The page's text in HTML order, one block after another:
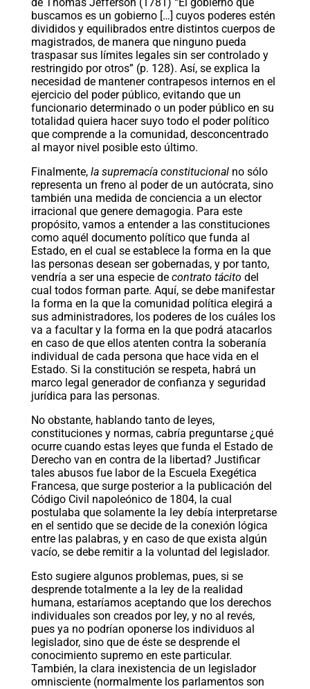
buscamos es un gobierno […] cuyos poderes estén
divididos y equilibrados entre distintos cuerpos de
magistrados, de manera que ninguno pueda
traspasar sus límites legales sin ser controlado y
restringido por otros” (p. 128). Así, se explica la
necesidad de mantener contrapesos internos en el
ejercicio del poder público, evitando que un
funcionario determinado o un poder público en su
totalidad quiera hacer suyo todo el poder político
que comprende a la comunidad, desconcentrado
al mayor nivel posible esto último.
Finalmente, la supremacía constitucionalno sólo
representa un freno al poder de un autócrata, sino
también una medida de conciencia a un elector
irracional que genere demagogia. Para este
propósito, vamos a entender a las constituciones
como aquél documento político que funda al
Estado, en el cual se establece la forma en la que
las personas desean ser gobernadas, y por tanto,
vendría a ser una especie de contrato tácito del
cual todos forman parte. Aquí, se debe manifestar
la forma en la que la comunidad política elegirá a
sus administradores, los poderes de los cuáles los
va a facultar y la forma en la que podrá atacarlos
en caso de que ellos atenten contra la soberanía
individual de cada persona que hace vida en el
Estado. Si la constitución se respeta, habrá un
marco legal generador de confianza y seguridad
jurídica para las personas.
No obstante, hablando tanto de leyes,
constituciones y normas, cabría preguntarse ¿qué
ocurre cuando estas leyes que funda el Estado de
Derecho van en contra de la libertad? Justificar
tales abusos fue labor de la Escuela Exegética
Francesa, que surge posterior a la publicación del
Código Civil napoleónico de 1804, la cual
postulaba que solamente la ley debía interpretarse
en el sentido que se decide de la conexión lógica
entre las palabras, y en caso de que exista algún
vacío, se debe remitir a la voluntad del legislador.
Esto sugiere algunos problemas, pues, si se
desprende totalmente a la ley de la realidad
humana, estaríamos aceptando que los derechos
individuales son creados por ley, y no al revés,
pues ya no podrían oponerse los individuos al
legislador, sino que de éste se desprende el
conocimiento supremo en este particular.
También, la clara inexistencia de un legislador
omnisciente (normalmente los parlamentos son